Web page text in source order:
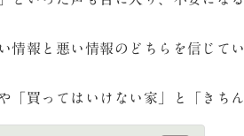
情報と悪い情報のどちらを信じて
「買ってはいけない家」と「きち